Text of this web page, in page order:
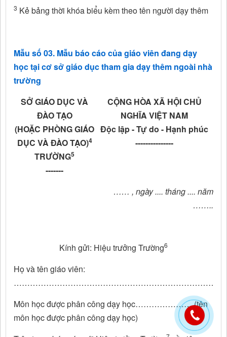
3 Kẻ bảng thời khóa biểu kèm theo tên người dạy thêm
Mẫu số 03. Mẫu báo cáo của giáo viên đang dạy
học tại cơ sở giáo dục tham gia dạy thêm ngoài nhà
trường
SỞ GIÁO DỤC VÀ
ĐÀO TẠO
(HOẶC PHÒNG GIÁO
DỤC VÀ ĐÀO TẠO)4
TRƯỜNG5
-------
CỘNG HÒA XÃ HỘI CHỦ
NGHĨA VIỆT NAM
Độc lập - Tự do - Hạnh phúc
---------------
…… , ngày .... tháng .... năm
……..
Kính gửi: Hiệu trưởng Trường6
Họ và tên giáo viên:
Môn học được phân công dạy học………………… (tên
môn học được phân công dạy học)